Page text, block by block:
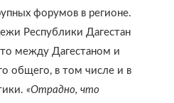
форумов в регионе.
Республики Дагестан
между Дагестаном и
общего, в том числе и в
«Отрадно, что